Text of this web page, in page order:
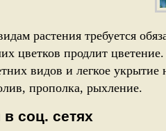
растения требуется
цветков продлит
видов и легкое укрытие
прополка, рыхление.
соц. сетях